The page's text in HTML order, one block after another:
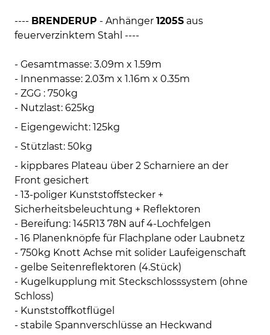
---- BRENDERUP - Anhänger 1205S aus
feuerverzinktem Stahl ----
- Gesamtmasse: 3.09m x 1.59m
- Innenmasse: 2.03m x 1.16m x 0.35m
- ZGG : 750kg
- Nutzlast: 625kg
- Eigengewicht: 125kg
- Stützlast: 50kg
- kippbares Plateau über 2 Scharniere an der
Front gesichert
- 13-poliger Kunststoffstecker +
Sicherheitsbeleuchtung + Reflektoren
- Bereifung: 145R13 78N auf 4-Lochfelgen
- 16 Planenknöpfe für Flachplane oder Laubnetz
- 750kg Knott Achse mit solider Laufeigenschaft
- gelbe Seitenreflektoren (4.Stück)
- Kugelkupplung mit Steckschlosssystem (ohne
Schloss)
- Kunststoffkotflügel
- stabile Spannverschlüsse an Heckwand